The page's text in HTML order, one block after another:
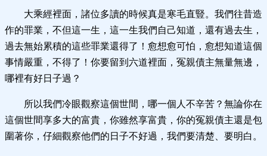
大乘經裡面，諸位多讀的時候真是寒毛直豎。我們往昔造
作的罪業，不但這一生，這一生我們自己知道，還有過去生，
過去無始累積的這些罪業還得了！愈想愈可怕，愈想知道這個
事情嚴重，不得了！你要留到六道裡面，冤親債主無量無邊，
哪裡有好日子過？
所以我們冷眼觀察這個世間，哪一個人不辛苦？無論你在
這個世間享多大的富貴，你雖然享富貴，你的冤親債主還是包
圍著你，仔細觀察他們的日子不好過，我們要清楚、要明白。